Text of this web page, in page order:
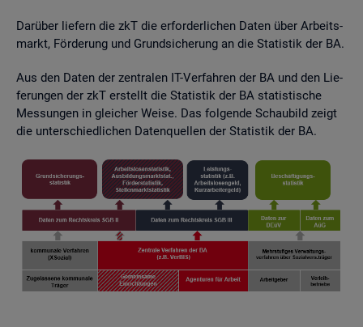
Dar­über lie­fern die zkT die er­for­der­li­chen Daten über Ar­beits­
markt, För­de­rung und Grund­si­che­rung an die Sta­tis­tik der BA.
Aus den Daten der zen­tra­len IT-Ver­fah­ren der BA und den Lie­
fe­run­gen der zkT er­stellt die Sta­tis­tik der BA sta­tis­ti­sche
Mes­sun­gen in glei­cher Weise. Das fol­gen­de Schau­bild zeigt
die un­ter­schied­li­chen Da­ten­quel­len der Sta­tis­tik der BA.